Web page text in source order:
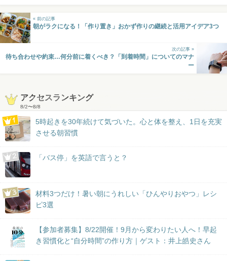
« 前の記事
朝がラクになる！「作り置き」おかず作りの継続と活用アイデア3つ
次の記事 »
待ち合わせや約束…何分前に着くべき？「到着時間」についてのマナ
ー
アクセスランキング
8/2〜8/8
5時起きを30年続けて気づいた。心と体を整え、1日を充実
させる朝習慣
「バス停」を英語で言うと？
材料3つだけ！暑い朝にうれしい「ひんやりおやつ」レシ
ピ3選
【参加者募集】8/22開催！9月から変わりたい人へ！早起
き習慣化と“自分時間”の作り方｜ゲスト：井上皓史さん